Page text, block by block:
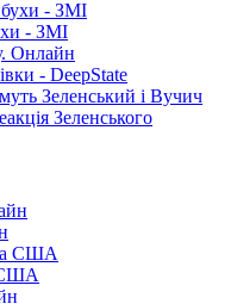
- ЗМІ
Онлайн
- DeepState
Зеленський і Вучич
Зеленського
США